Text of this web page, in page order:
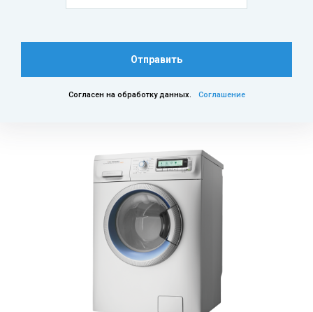
Отправить
Согласен на обработку данных. Соглашение